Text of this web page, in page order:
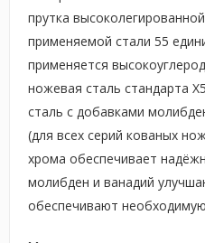
прутка
применяемой стали 55
применяется
ножевая сталь стандарта
сталь с добавками
(для всех серий кованых
хрома обеспечивает
молибден и ванадий
обеспечивают